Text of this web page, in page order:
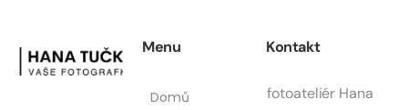
Menu
Domů
Kontakt
fotoateliér Hana